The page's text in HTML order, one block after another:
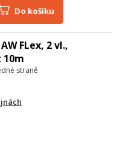
Do košíku
FLex, 2 vl.,
10m
straně